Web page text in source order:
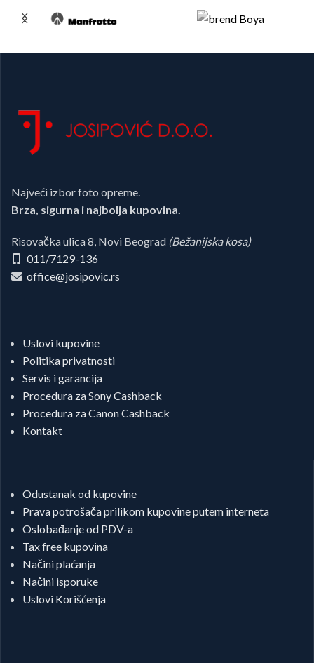
Najveći izbor foto opreme.
Brza, sigurna i najbolja kupovina.
Risovačka ulica 8, Novi Beograd (Bežanijska kosa)
011/7129-136
office@josipovic.rs
Uslovi kupovine
Politika privatnosti
Servis i garancija
Procedura za Sony Cashback
Procedura za Canon Cashback
Kontakt
Odustanak od kupovine
Prava potrošača prilikom kupovine putem interneta
Oslobađanje od PDV-a
Tax free kupovina
Načini plaćanja
Načini isporuke
Uslovi Korišćenja